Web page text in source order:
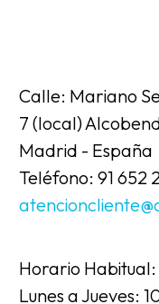
Calle: Mariano
7 (local)
Madrid - España
Teléfono: 91 652
Horario Habitual:
Lunes a Jueves: